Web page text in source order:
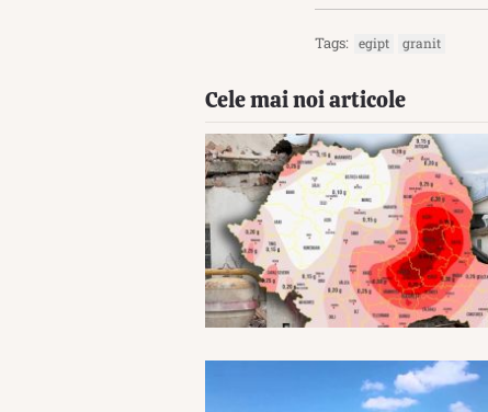
Tags: egipt granit
Cele mai noi articole